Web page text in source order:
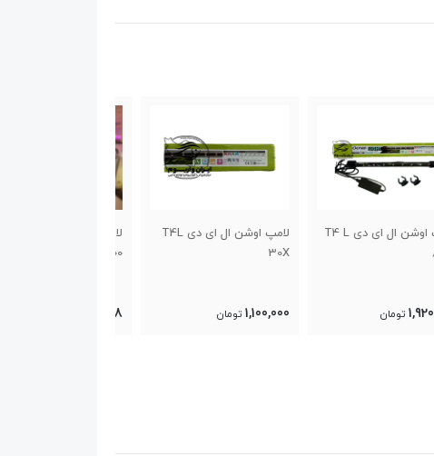
1,100,000 تومان
لامپ آکوا اکواریوم LED 5R
6,099,998